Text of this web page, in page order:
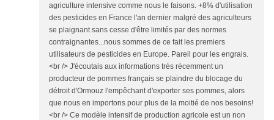
agriculture intensive comme nous le faisons. +8% d'utilisation
des pesticides en France l'an dernier malgré des agriculteurs
se plaignant sans cesse d'être limités par des normes
contraignantes...nous sommes de ce fait les premiers
utilisateurs de pesticides en Europe. Pareil pour les engrais.
<br /> J'écoutais aux informations très récemment un
producteur de pommes français se plaindre du blocage du
détroit d'Ormouz l'empêchant d'exporter ses pommes, alors
que nous en importons pour plus de la moitié de nos besoins!
<br /> Ce modèle intensif de production agricole est un non